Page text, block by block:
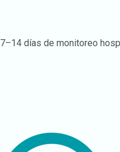
7–14 días de monitoreo